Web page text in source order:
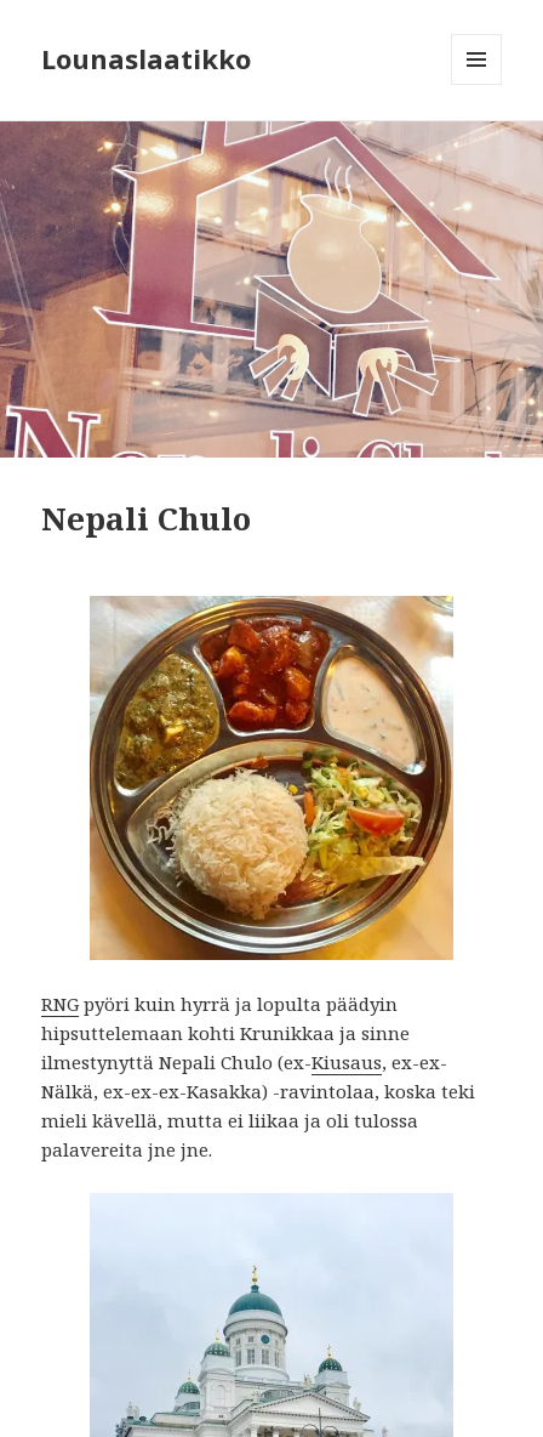
Lounaslaatikko
WIDGETS
Nepali Chulo
RNG pyöri kuin hyrrä ja lopulta päädyin
hipsuttelemaan kohti Krunikkaa ja sinne
ilmestynyttä Nepali Chulo (ex-Kiusaus, ex-ex-
Nälkä, ex-ex-ex-Kasakka) -ravintolaa, koska teki
mieli kävellä, mutta ei liikaa ja oli tulossa
palavereita jne jne.